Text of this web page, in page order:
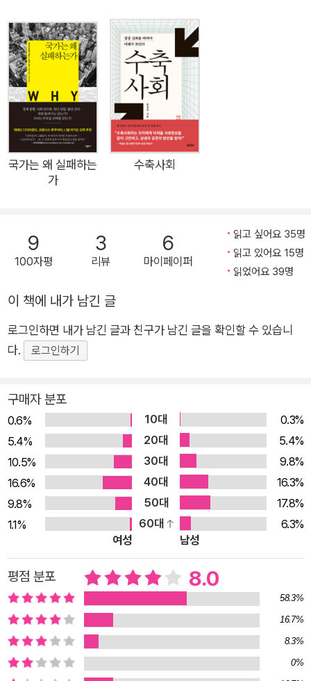
Economics for Hard Times』이 바로 그 책이다. 특히 뒤플로는
역대 노벨 경제학상 수상자 중 최연소이며 여성으로서는 두 번째
수상자다. 이 책의 두 저자는 ‘가난한 나라’의 ‘가난한 사람들’이
등에 지고 살아가는 극빈곤 문제를 효과적으로 완화할 수 있는 방
법에 대해 주로 연구해 왔다. 그런데 이들이 가난한 나라에서 목
도했던 문제들은 부유한 나라가 직면한 문제들과도 매우 닮아 있
었다. 어떻게 경제를 성장시킬 것인지, 점점 더 심화되는 불평등,
인공지능과 일자리, 보편적 기본소득 논쟁, 곤두박질치는 정부에
대한 신뢰, 극단으로 분열된 사회와 정치, 기후변화의 위기 등은
저자들은 우리가 ‘나쁜 경제학’으로부터 벗어나야 한다고 주장하
며, 기존 경제학의 통념에 의문을 제기하면서 새로운 연구 결과를
시도한다. 즉, 이 책은 우리 시대의 긴박한 여러 문제에 대한 최선
의 답을 찾아가는 여정이다. 우리 시대의 긴박한 문제들에 대한
보다 나은 해답을 제시하다! 저자들은 이주와 이민자 문제에서부
터 시작한다. 오늘날 이민자에 대한 혐오는 세계 도처에서 확인할
고 있다는 트럼프 대통령의 선동을 비롯하여 이민자 문제는 서유
럽 대부분 국가의 첨예한 문제가 되었다. 방글라데시 로힝야족 사
례에서 알 수 있듯 이는 개도국 일부에서도 확인된다. 이러한 이
민자 혐오의 기반에는 이민자가 너무 많다는 인식이 깔려 있다.
그러나 이민자는 전혀 ‘물밀듯이’ 밀려오고 있지 않으며(숫자들
을 통해 명백하게 확인된다!), 인종주의자들의 선동을 통해 이민
자의 숫자가 과장되게 인식되고 있을 뿐이다. 나아가 저자들은 이
주와 이민이 되려 너무 적은 것이 문제라고 이야기한다. 이주나
이민을 통해 보다 나은 일자리와 경제적 보상을 얻을 수 있는데도
사람들은 잘 움직이지 않는다는 것이다. 실은 가난한 나라의 사람
들도 떠나지 않는 것이 도저히 불가능할 정도의 재난 상황이 아닌
한 고향에 머무르고 싶어 한다. 중국산 제품의 대량 수입으로 일
자리를 잃은 미국의 노동자들 역시 다른 지역으로 이주하면 일자
리를 얻을 수 있는 상황에서도 이주하지 않았다. 그렇다면 이민자
국가는 왜 실패하는
가
수축사회
9
100자평
3
리뷰
6
마이페이퍼
읽고 싶어요 35명
읽고 있어요 15명
읽었어요 39명
이 책에 내가 남긴 글
로그인하면 내가 남긴 글과 친구가 남긴 글을 확인할 수 있습니
다.
로그인하기
구매자 분포
0.6% 10대
0.3%
5.4%
20대
5.4%
10.5%
30대
9.8%
16.6%
40대
16.3%
9.8%
50대
17.8%
1.1%
60대
6.3%
여성
남성
평점 분포 8.0
58.3%
16.7%
8.3%
0%